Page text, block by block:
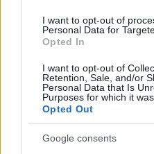
I want to opt-out of
Personal Data for
Opted In
I want to opt-out of
Retention, Sale, and/or
Personal Data that Is
Purposes for which it
Opted Out
Google consents
AUTORE